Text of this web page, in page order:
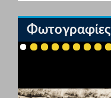
Φωτογραφίες